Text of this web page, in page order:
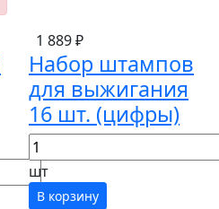
1 889 ₽
Набор штампов
для выжигания
16 шт. (цифры)
шт
В корзину